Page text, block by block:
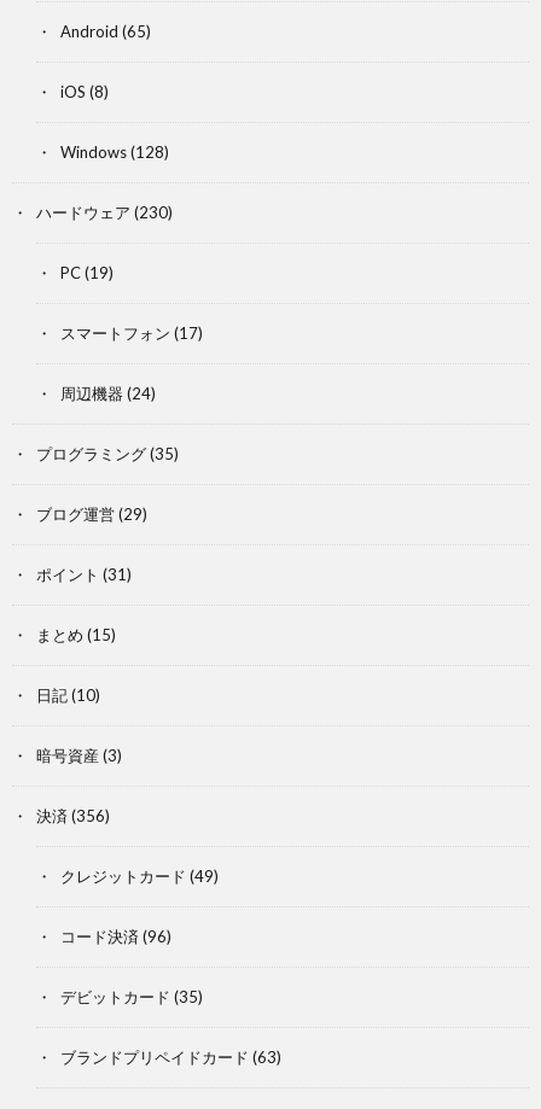
Android (65)
iOS (8)
Windows(128)
ハードウェア (230)
PC(19)
スマートフォン (17)
周辺機器 (24)
プログラミング(35)
ブログ運営(29)
ポイント (31)
まとめ (15)
日記(10)
暗号資産 (3)
決済 (356)
クレジットカード (49)
コード決済 (96)
デビットカード (35)
ブランドプリペイドカード (63)